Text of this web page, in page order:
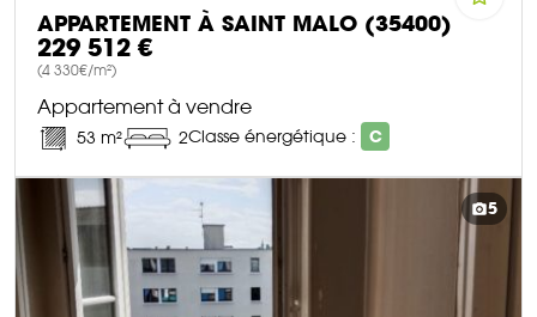
APPARTEMENT À SAINT MALO (35400)
229 512 €
(4 330€/m²)
Appartement à vendre
53 m² 2Classe énergétique : C
DÉCOUVRIR CE BIEN
5